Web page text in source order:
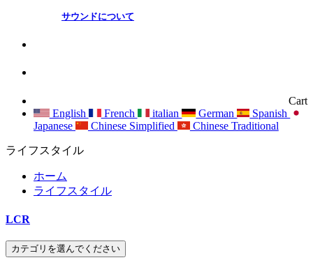
サウンドについて
Cart
English
French italian German
Spanish
Japanese
Chinese Simplified Chinese Traditional
ライフスタイル
ホーム
ライフスタイル
LCR
カテゴリを選んでください